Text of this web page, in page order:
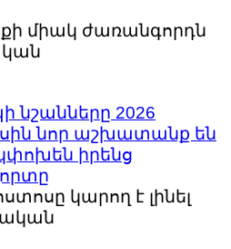
միակ ժառանգորդն
նշանները 2026
նոր աշխատանք են
իրենց
կարող է լինել